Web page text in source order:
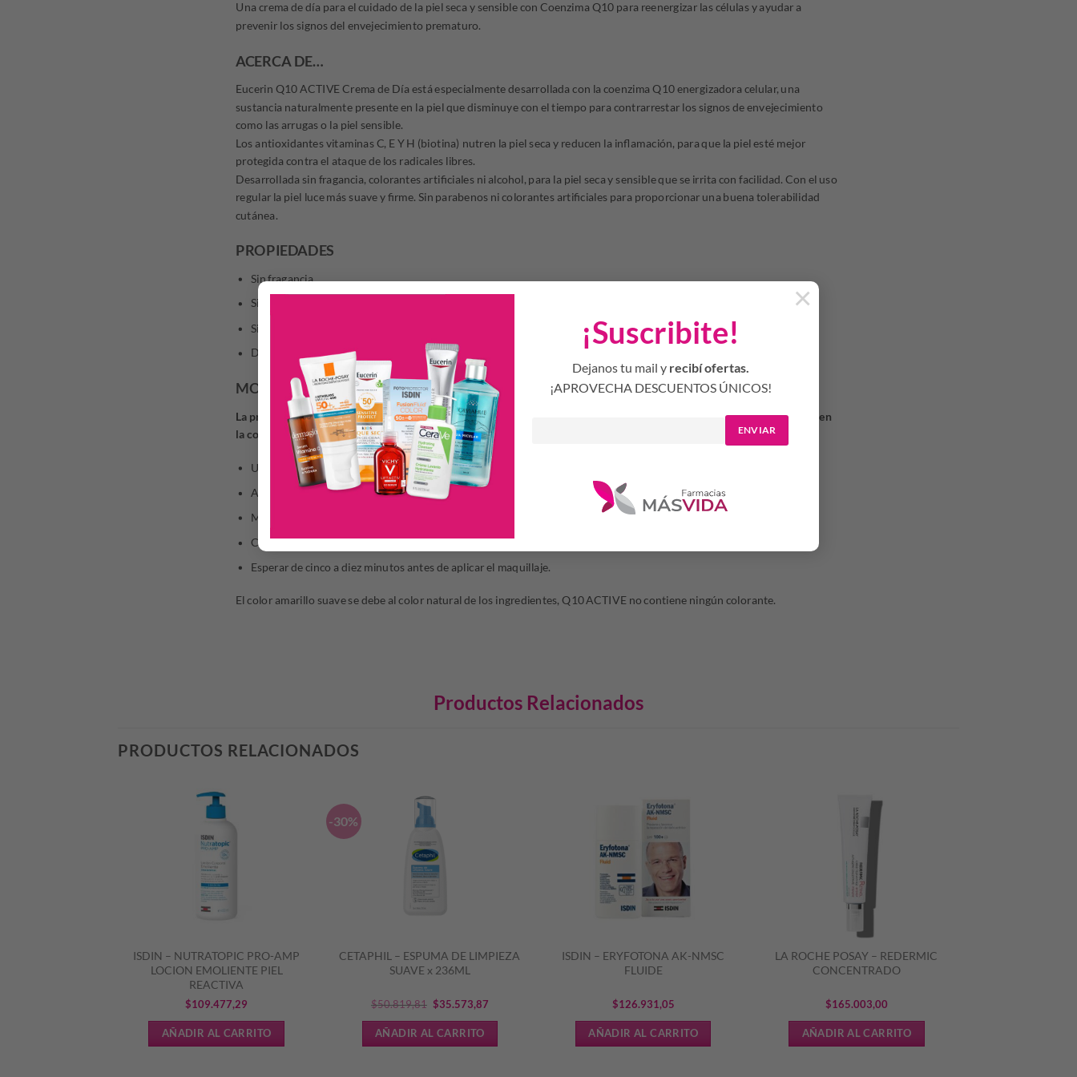
¡Suscribite!
Dejanos tu mail y recibí ofertas.
¡APROVECHA DESCUENTOS ÚNICOS!
ENVIAR
×
Una crema de día para el cuidado de la piel seca y sensible con Coenzima Q10 para reenergizar las células y ayudar a
prevenir los signos del envejecimiento prematuro.
ACERCA DE…
Eucerin Q10 ACTIVE Crema de Día está especialmente desarrollada con la coenzima Q10 energizadora celular, una
sustancia naturalmente presente en la piel que disminuye con el tiempo para contrarrestar los signos de envejecimiento
como las arrugas o la piel sensible.
Los antioxidantes vitaminas C, E Y H (biotina) nutren la piel seca y reducen la inflamación, para que la piel esté mejor
protegida contra el ataque de los radicales libres.
Desarrollada sin fragancia, colorantes artificiales ni alcohol, para la piel seca y sensible que se irrita con facilidad. Con el uso
regular la piel luce más suave y firme. Sin parabenos ni colorantes artificiales para proporcionar una buena tolerabilidad
cutánea.
PROPIEDADES
Sin fragancia
Sin colorantes
Sin alcohol
De rápida absorción
MODO DE USO
La primera vez se recomienda a los usuarios que apliquen el producto en la parte interior del antebrazo y que evalúen
la condición de la piel por al menos un día antes de aplicarlo en el rostro.
Usar a la mañana sobre la piel bien limpia.
Aplicar en el rostro, cuello y escote.
Masajear suavemente el producto en la piel.
Continuar con Eucerin Q10 Active contorno de ojos.
Esperar de cinco a diez minutos antes de aplicar el maquillaje.
El color amarillo suave se debe al color natural de los ingredientes, Q10 ACTIVE no contiene ningún colorante.
Productos Relacionados
PRODUCTOS RELACIONADOS
ISDIN – NUTRATOPIC PRO-AMP
LOCION EMOLIENTE PIEL
REACTIVA
$109.477,29
AÑADIR AL CARRITO
-30%
CETAPHIL – ESPUMA DE LIMPIEZA
SUAVE x 236ML
$50.819,81 El
precio
$35.573,87El
precio
AÑADIR AL CARRITO
ISDIN – ERYFOTONA AK-NMSC
FLUIDE
$126.931,05
AÑADIR AL CARRITO
LA ROCHE POSAY – REDERMIC
CONCENTRADO
$165.003,00
AÑADIR AL CARRITO